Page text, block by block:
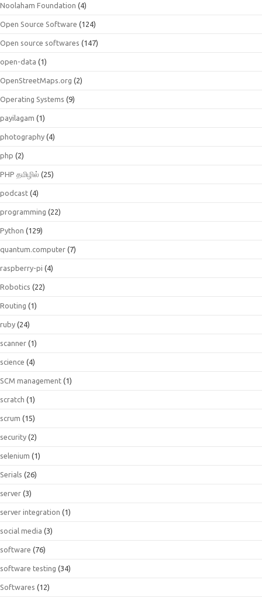
Noolaham Foundation (4)
Open Source Software (124)
Open source softwares (147)
open-data (1)
OpenStreetMaps.org (2)
Operating Systems (9)
payilagam (1)
photography (4)
php (2)
PHP தமிழில் (25)
podcast (4)
programming (22)
Python (129)
quantum.computer (7)
raspberry-pi (4)
Robotics (22)
Routing (1)
ruby (24)
scanner (1)
science (4)
SCM management (1)
scratch (1)
scrum (15)
security (2)
selenium (1)
Serials (26)
server (3)
server integration (1)
social media (3)
software (76)
software testing (34)
Softwares (12)